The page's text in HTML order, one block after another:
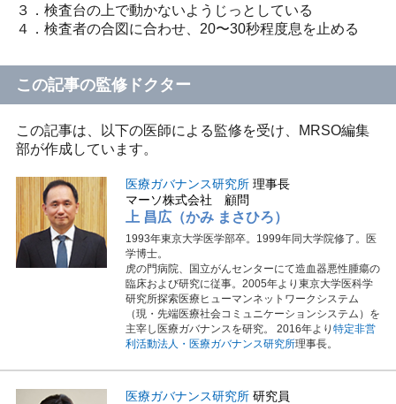
３．検査台の上で動かないようじっとしている
４．検査者の合図に合わせ、20〜30秒程度息を止める
この記事の監修ドクター
この記事は、以下の医師による監修を受け、MRSO編集
部が作成しています。
医療ガバナンス研究所理事長
マーソ株式会社 顧問
上 昌広（かみ まさひろ）
1993年東京大学医学部卒。1999年同大学院修了。医
学博士。
虎の門病院、国立がんセンターにて造血器悪性腫瘍の
臨床および研究に従事。2005年より東京大学医科学
研究所探索医療ヒューマンネットワークシステム
（現・先端医療社会コミュニケーションシステム）を
主宰し医療ガバナンスを研究。 2016年より 特定非営
利活動法人・医療ガバナンス研究所理事長。
医療ガバナンス研究所研究員